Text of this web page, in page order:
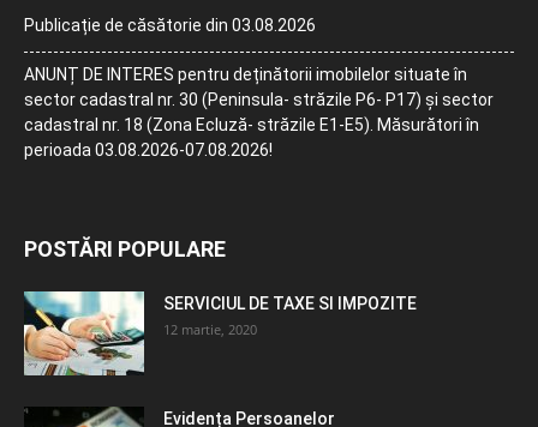
Publicație de căsătorie din 03.08.2026
ANUNȚ DE INTERES pentru deținătorii imobilelor situate în
sector cadastral nr. 30 (Peninsula- străzile P6- P17) și sector
cadastral nr. 18 (Zona Ecluză- străzile E1-E5). Măsurători în
perioada 03.08.2026-07.08.2026!
POSTĂRI POPULARE
SERVICIUL DE TAXE SI IMPOZITE
12 martie, 2020
Evidența Persoanelor